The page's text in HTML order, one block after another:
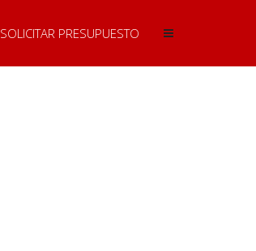
SOLICITAR PRESUPUESTO